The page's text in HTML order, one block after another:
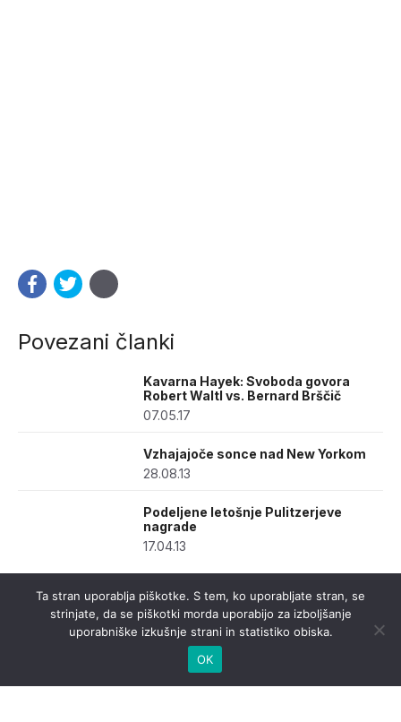
Povezani članki
Kavarna Hayek: Svoboda govora
Robert Waltl vs. Bernard Brščič
07.05.17
Vzhajajoče sonce nad New Yorkom
28.08.13
Podeljene letošnje Pulitzerjeve
nagrade
17.04.13
Ta stran uporablja piškotke. S tem, ko uporabljate stran, se
strinjate, da se piškotki morda uporabijo za izboljšanje
uporabniške izkušnje strani in statistiko obiska.
OK